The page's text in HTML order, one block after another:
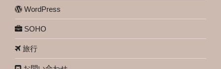
WordPress
SOHO
旅行